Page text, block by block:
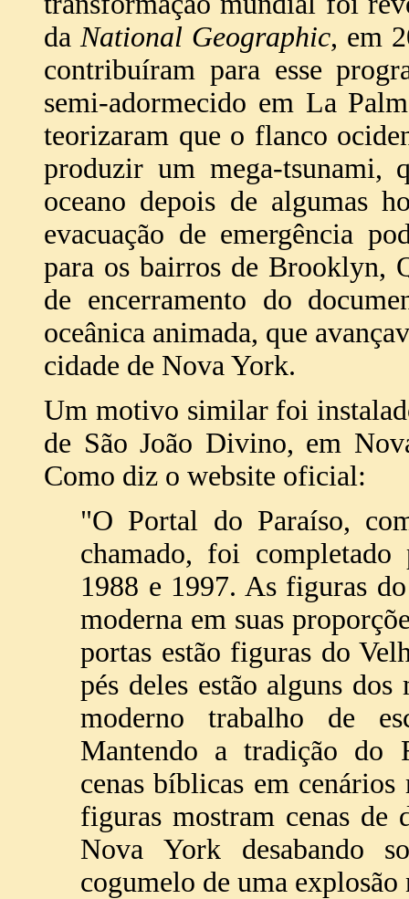
da National Geographic, em
contribuíram para esse
semi-adormecido em La
teorizaram que o flanco
produzir um mega-tsunami,
oceano depois de algumas
evacuação de emergência
para os bairros de Brooklyn,
de encerramento do
oceânica animada, que
cidade de Nova York.
Um motivo similar foi
de São João Divino, em
Como diz o website oficial:
"O Portal do Paraíso,
chamado, foi
1988 e 1997. As figuras
moderna em suas
portas estão figuras do
pés deles estão alguns
moderno trabalho de
Mantendo a tradição do
cenas bíblicas em cenários
figuras mostram cenas de
Nova York desabando
cogumelo de uma explosão